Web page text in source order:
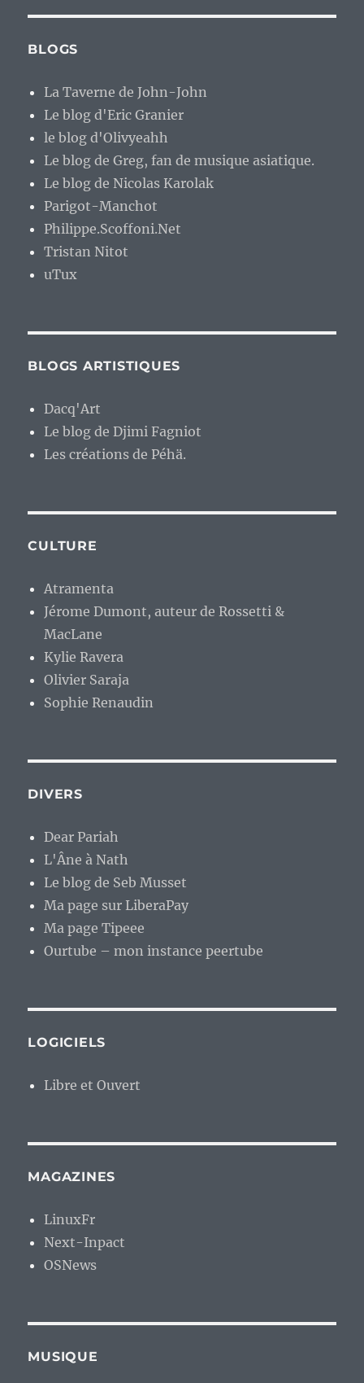
BLOGS
La Taverne de John-John
Le blog d'Eric Granier
le blog d'Olivyeahh
Le blog de Greg, fan de musique asiatique.
Le blog de Nicolas Karolak
Parigot-Manchot
Philippe.Scoffoni.Net
Tristan Nitot
uTux
BLOGS ARTISTIQUES
Dacq'Art
Le blog de Djimi Fagniot
Les créations de Péhä.
CULTURE
Atramenta
Jérome Dumont, auteur de Rossetti &
MacLane
Kylie Ravera
Olivier Saraja
Sophie Renaudin
DIVERS
Dear Pariah
L'Âne à Nath
Le blog de Seb Musset
Ma page sur LiberaPay
Ma page Tipeee
Ourtube – mon instance peertube
LOGICIELS
Libre et Ouvert
MAGAZINES
LinuxFr
Next-Inpact
OSNews
MUSIQUE